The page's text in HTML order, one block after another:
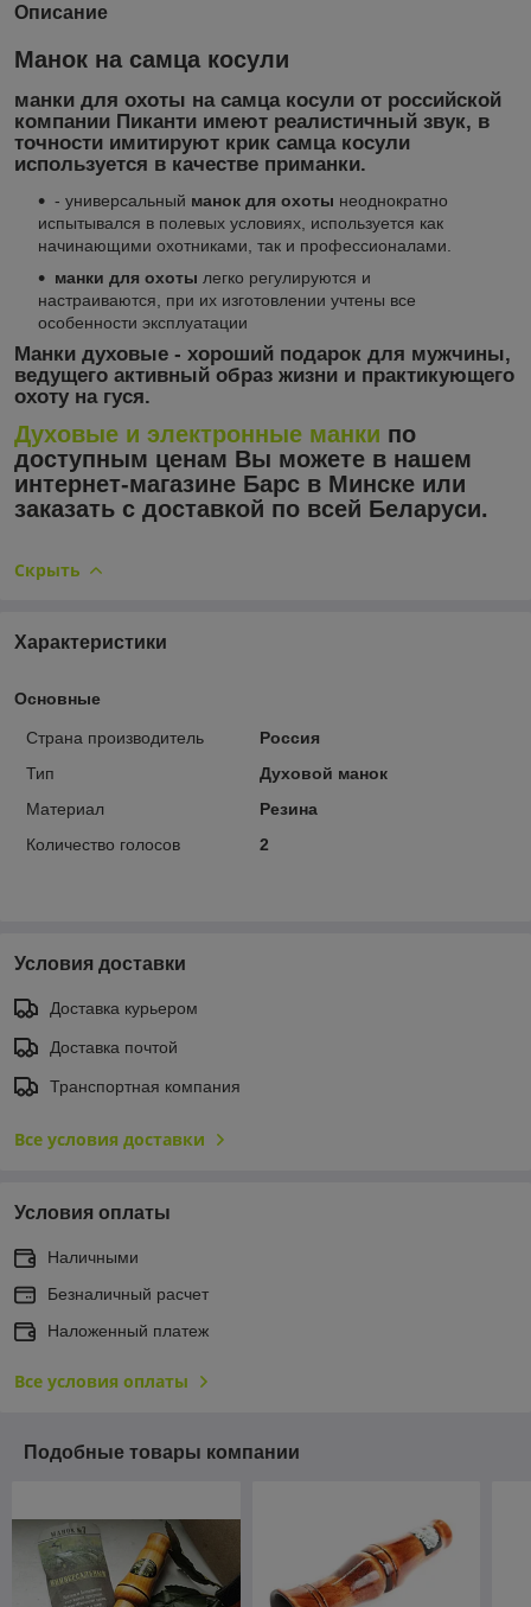
Описание
Манок на самца косули
манки для охоты на самца косули от российской
компании Пиканти имеют реалистичный звук, в
точности имитируют крик самца косули
используется в качестве приманки.
- универсальный манок для охоты неоднократно
испытывался в полевых условиях, используется как
начинающими охотниками, так и профессионалами.
манки для охоты легко регулируются и
настраиваются, при их изготовлении учтены все
особенности эксплуатации
Манки духовые - хороший подарок для мужчины,
ведущего активный образ жизни и практикующего
охоту на гуся.
Духовые и электронные манки по
доступным ценам Вы можете в нашем
интернет-магазине Барс в Минске или
заказать с доставкой по всей Беларуси.
Скрыть
Характеристики
Основные
Страна производитель
Россия
Тип
Духовой манок
Материал
Резина
Количество голосов
2
Условия доставки
Доставка курьером
Доставка почтой
Транспортная компания
Все условия доставки
Условия оплаты
Наличными
Безналичный расчет
Наложенный платеж
Все условия оплаты
Подобные товары компании